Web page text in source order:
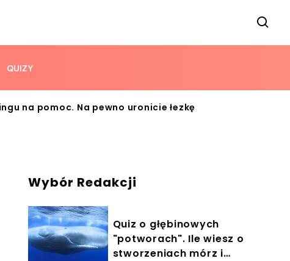
QUIZY
na pomoc. Na pewno uronicie łezkę
Wybór Redakcji
Quiz o głębinowych
"potworach". Ile wiesz o
stworzeniach mórz i